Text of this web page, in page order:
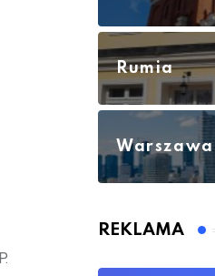
Rumia
Warszawa
REKLAMA